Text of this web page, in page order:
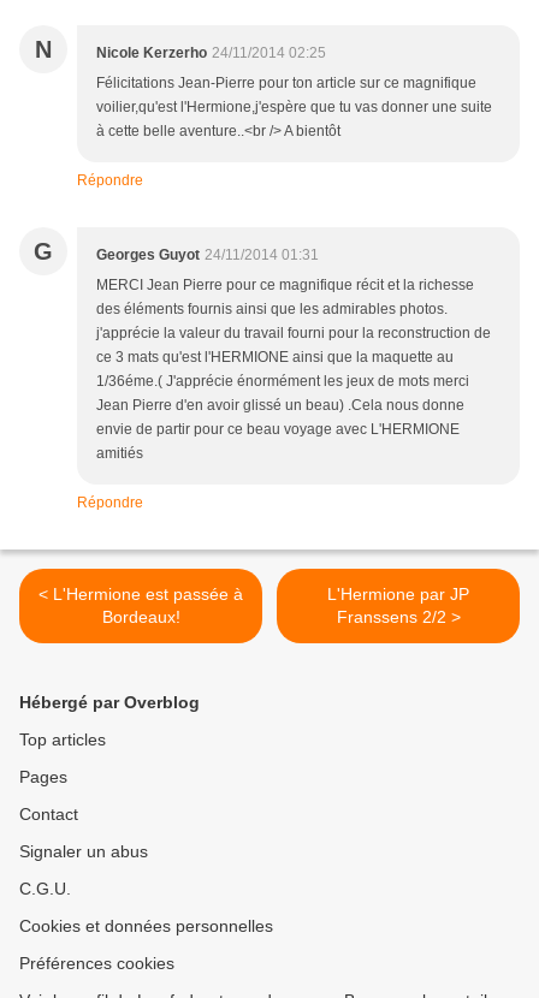
N Nicole Kerzerho 24/11/2014 02:25
Félicitations Jean-Pierre pour ton article sur ce magnifique
voilier,qu'est l'Hermione,j'espère que tu vas donner une suite
à cette belle aventure..<br /> A bientôt
Répondre
G Georges Guyot 24/11/2014 01:31
MERCI Jean Pierre pour ce magnifique récit et la richesse
des éléments fournis ainsi que les admirables photos.
j'apprécie la valeur du travail fourni pour la reconstruction de
ce 3 mats qu'est l'HERMIONE ainsi que la maquette au
1/36éme.( J'apprécie énormément les jeux de mots merci
Jean Pierre d'en avoir glissé un beau) .Cela nous donne
envie de partir pour ce beau voyage avec L'HERMIONE
amitiés
Répondre
< L'Hermione est passée à
Bordeaux!
L'Hermione par JP
Franssens 2/2 >
Hébergé par Overblog
Top articles
Pages
Contact
Signaler un abus
C.G.U.
Cookies et données personnelles
Préférences cookies